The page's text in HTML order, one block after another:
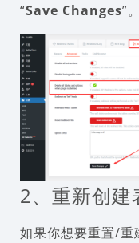
“Save Changes”。
2、重新创建
如果你想要重置/重